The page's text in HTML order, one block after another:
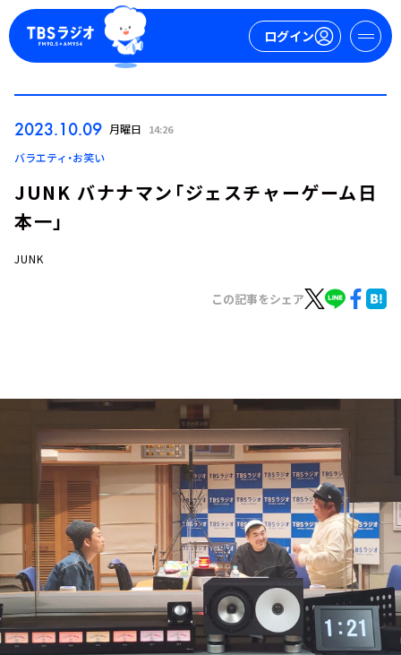
ログイン
ログイン
お知らせ
イベント・グッズ
YouTube
会社情報
2023.10.09 月曜日 14:26
バラエティ・お笑い
JUNK バナナマン「ジェスチャーゲーム日
本一」
JUNK
この記事をシェア